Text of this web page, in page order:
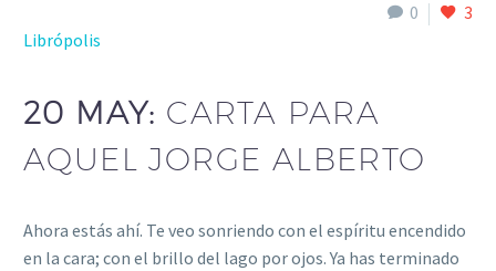
0
3
Librópolis
20 MAY: CARTA PARA
AQUEL JORGE ALBERTO
Ahora estás ahí. Te veo sonriendo con el espíritu encendido
en la cara; con el brillo del lago por ojos. Ya has terminado